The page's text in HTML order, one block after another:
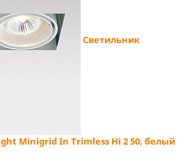
Светильник
Minigrid In Trimless Hi 2 50, белый